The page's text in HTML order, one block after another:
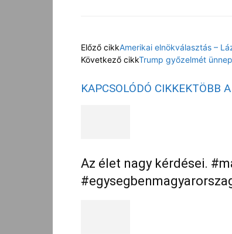
Előző cikkAmerikai elnökválasztás –
Következő cikkTrump győzelmét
KAPCSOLÓDÓ CIKKEKTÖBB
Az élet nagy kérdései.